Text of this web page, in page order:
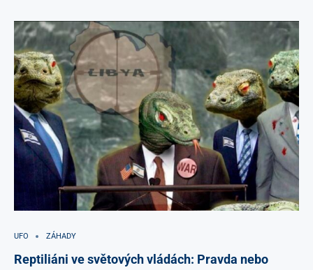
UFO ZÁHADY
Reptiliáni ve světových vládách: Pravda nebo